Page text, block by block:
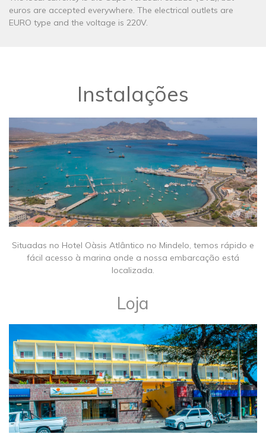
euros are accepted everywhere. The electrical outlets are
EURO type and the voltage is 220V.
Instalações
​Situadas no Hotel Oàsis Atlântico no Mindelo, temos rápido e
fácil acesso à marina onde a nossa embarcação está
localizada.
​Loja